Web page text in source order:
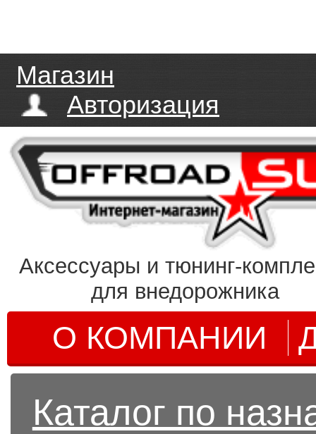
Магазин
Авторизация
Аксессуары и тюнинг-
для внедорожника
О КОМПАНИИ
Каталог по